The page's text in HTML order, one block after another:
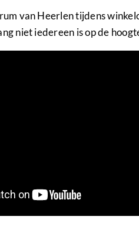
van Heerlen tijdens
niet iedereen is op de